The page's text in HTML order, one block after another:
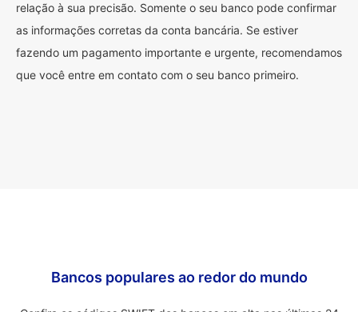
relação à sua precisão. Somente o seu banco pode confirmar
as informações corretas da conta bancária. Se estiver
fazendo um pagamento importante e urgente, recomendamos
que você entre em contato com o seu banco primeiro.
Bancos populares ao redor do mundo